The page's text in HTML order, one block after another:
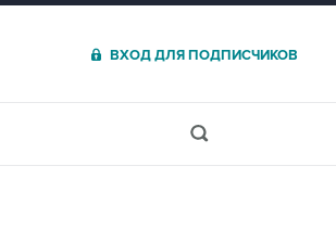
ВХОД ДЛЯ ПОДПИСЧИКОВ